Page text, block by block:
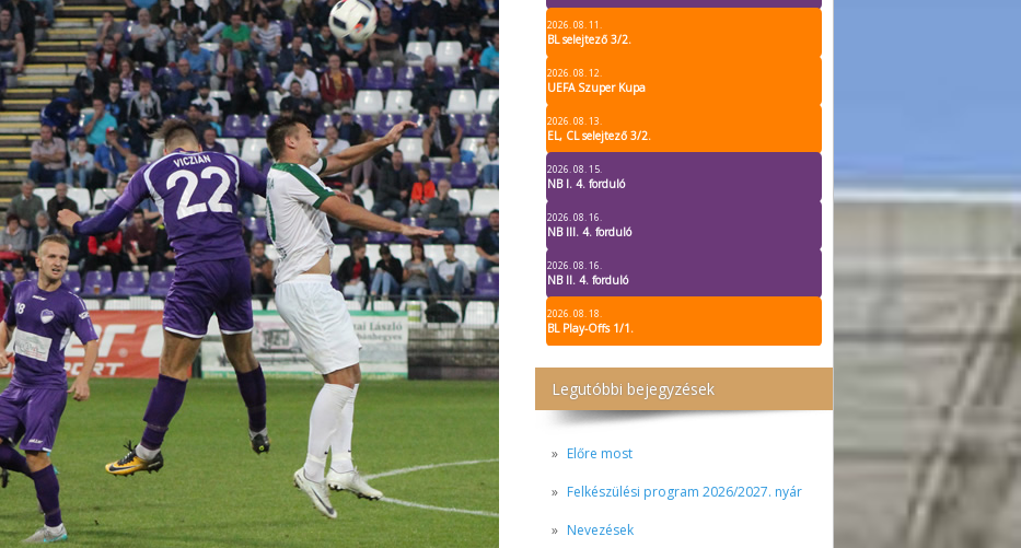
2026. 08. 11.
BL selejtező 3/2.
2026. 08. 12.
UEFA Szuper Kupa
2026. 08. 13.
EL, CL selejtező 3/2.
2026. 08. 15.
NB I. 4. forduló
2026. 08. 16.
NB III. 4. forduló
2026. 08. 16.
NB II. 4. forduló
2026. 08. 18.
BL Play-Offs 1/1.
Legutóbbi bejegyzések
Előre most
Felkészülési program 2026/2027. nyár
Nevezések